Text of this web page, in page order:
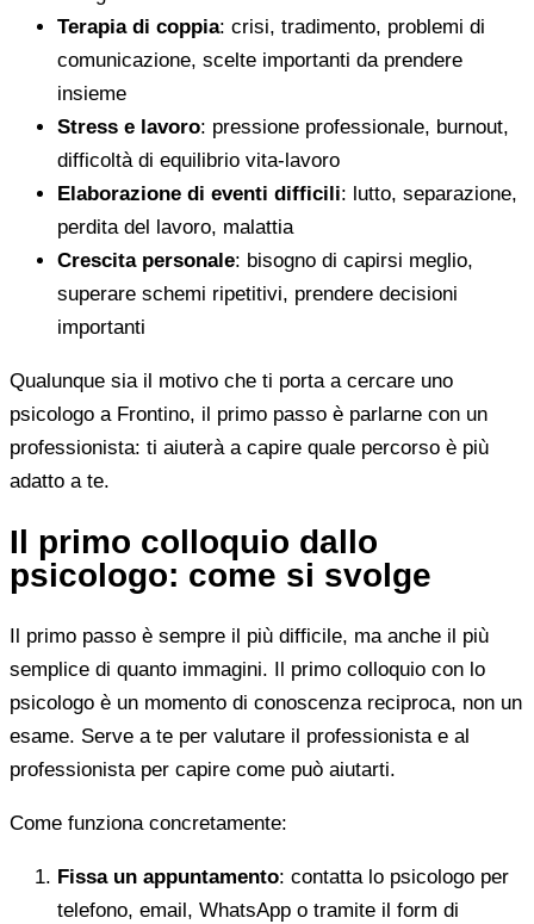
Terapia di coppia: crisi, tradimento, problemi di
comunicazione, scelte importanti da prendere
insieme
Stress e lavoro: pressione professionale, burnout,
difficoltà di equilibrio vita-lavoro
Elaborazione di eventi difficili: lutto, separazione,
perdita del lavoro, malattia
Crescita personale: bisogno di capirsi meglio,
superare schemi ripetitivi, prendere decisioni
importanti
Qualunque sia il motivo che ti porta a cercare uno
psicologo a Frontino, il primo passo è parlarne con un
professionista: ti aiuterà a capire quale percorso è più
adatto a te.
Il primo colloquio dallo
psicologo: come si svolge
Il primo passo è sempre il più difficile, ma anche il più
semplice di quanto immagini. Il primo colloquio con lo
psicologo è un momento di conoscenza reciproca, non un
esame. Serve a te per valutare il professionista e al
professionista per capire come può aiutarti.
Come funziona concretamente:
Fissa un appuntamento: contatta lo psicologo per
telefono, email, WhatsApp o tramite il form di